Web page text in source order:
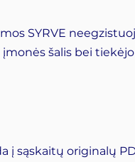
SYRVE
įmonės šalis bei
į sąskaitų originalų